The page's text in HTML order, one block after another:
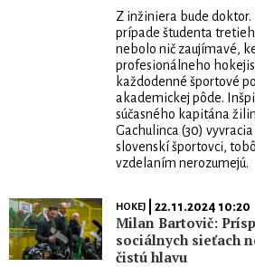
Z inžiniera bude
prípade študenta
nebolo nič zaujímavé,
profesionálneho
každodenné športové
akademickej pôde.
súčasného kapitána
Gachulinca (30)
slovenskí športovci,
vzdelaním nerozumejú.
HOKEJ| 22.11.2024 10:20
Milan Bartovič:
sociálnych sieťach
čistú hlavu